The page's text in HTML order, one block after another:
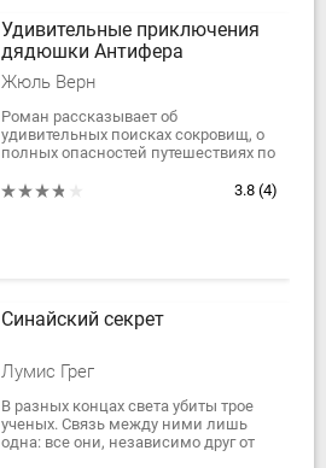
Удивительные приключения
дядюшки Антифера
Жюль Верн
Роман рассказывает об
удивительных поисках сокровищ, о
полных опасностей путешествиях по
странам, о смелых и упорных людях,
3.8 (4)
Синайский секрет
Лумис Грег
В разных концах света убиты трое
ученых. Связь между ними лишь
одна: все они, независимо друг от